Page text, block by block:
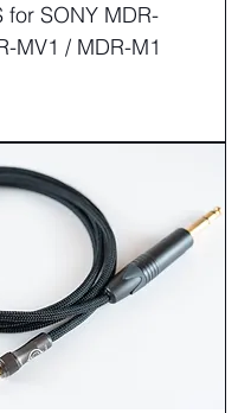
for SONY MDR-
MV1 / MDR-M1